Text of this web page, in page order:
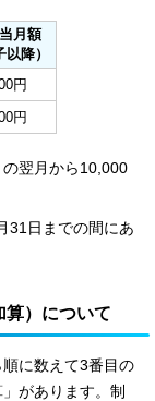
月額
以降）
円
円
翌月から10,000
31日までの間にあ
算）について
に数えて3番目の
があります。制